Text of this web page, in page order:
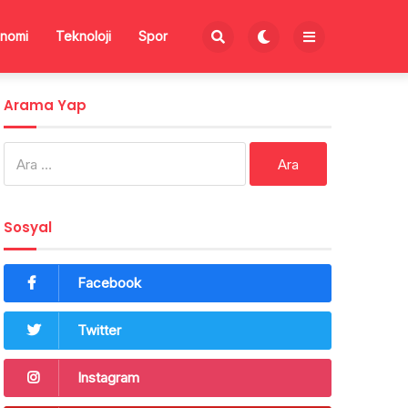
Teknoloji Spor
Arama Yap
Sosyal
Facebook
Twitter
Instagram